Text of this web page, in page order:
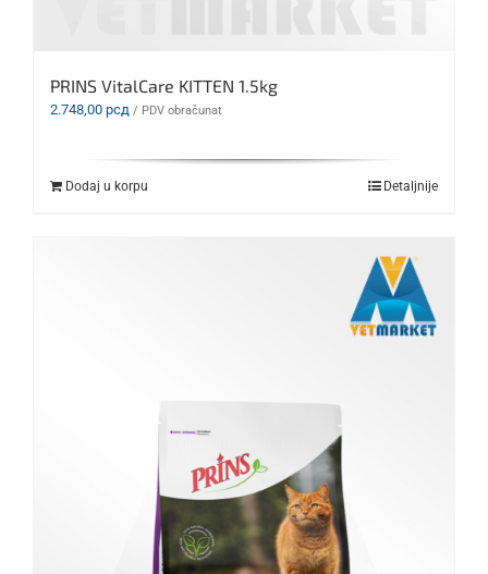
PRINS VitalCare KITTEN 1.5kg
2.748,00 рсд / PDV obračunat
Dodaj u korpu Detaljnije